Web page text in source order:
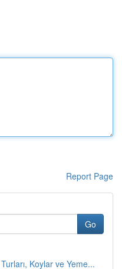
Report Page
Go
Koylar ve Yeme...